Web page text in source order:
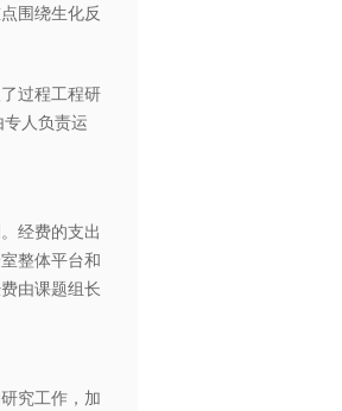
围绕生化反
过程工程研
人负责运
经费的支出
整体平台和
由课题组长
究工作，加